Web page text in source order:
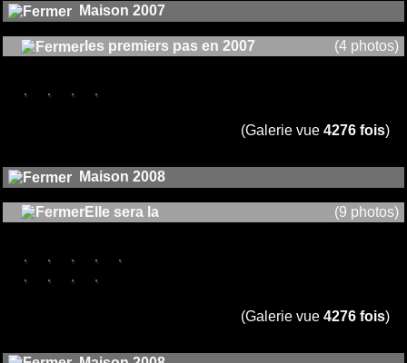
Maison 2007
les premiers pas en 2007 (4 photos)
(Galerie vue 4276 fois)
Maison 2008
Elle sera la (9 photos)
(Galerie vue 4276 fois)